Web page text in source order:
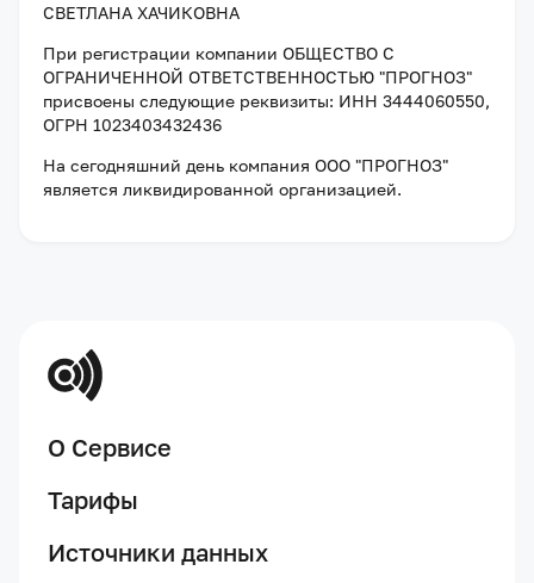
СВЕТЛАНА ХАЧИКОВНА
При регистрации компании ОБЩЕСТВО С
ОГРАНИЧЕННОЙ ОТВЕТСТВЕННОСТЬЮ "ПРОГНОЗ"
присвоены следующие реквизиты: ИНН 3444060550,
ОГРН 1023403432436
На сегодняшний день компания ООО "ПРОГНОЗ"
является ликвидированной организацией.
О Сервисе
Тарифы
Источники данных